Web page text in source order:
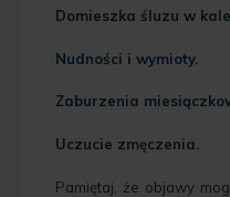
Domieszka śluzu w
Nudności i wymioty.
Zaburzenia
Uczucie zmęczenia.
Pamiętaj, że objawy